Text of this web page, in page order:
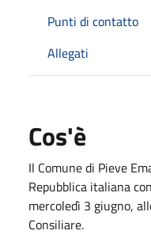
Punti di contatto
Allegati
Cos'è
Il Comune di Pieve
Repubblica italiana
mercoledì 3 giugno,
Consiliare.